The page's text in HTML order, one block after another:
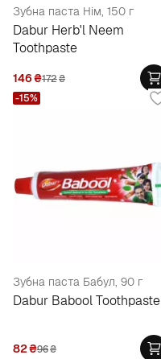
Зубна паста Нім, 150 г
Dabur Herb'l Neem
Toothpaste
146₴172₴
Зубна паста Бабул, 90 г
Dabur Babool Toothpaste
82₴96₴
-15%